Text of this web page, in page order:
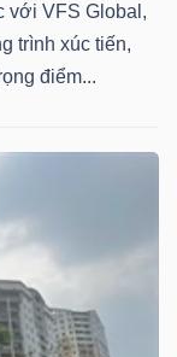
với VFS Global,
trình xúc tiến,
điểm...